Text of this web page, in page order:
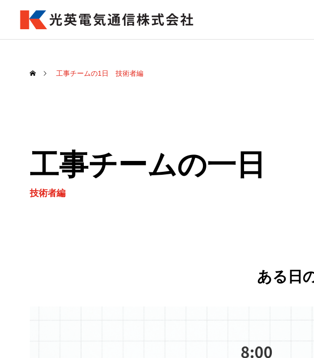
工事チームの1日 技術者編
工事チームの一日
技術者編
ある日